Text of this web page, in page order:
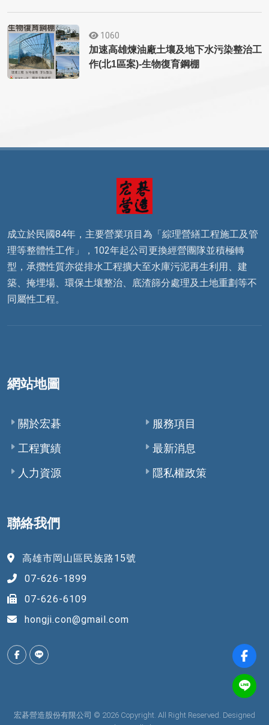
1060
加速高雄煉油廠土壤及地下水污染整治工
作(北1區案)-生物復育鋼棚
成立於民國84年，主要營業項目為「綜理營繕工程施工及管
理等整體性工作」，102年起公司更換經營團隊並積極轉
型，承攬性質亦從排水工程擴大至水庫污泥再生利用、建
築、掩埋場、環保土壤整治、底渣篩分處理及土地重劃等不
同屬性工程。
網站地圖
關於宏碁
工程實績
人力資源
服務項目
最新消息
隱私權政策
聯絡我們
高雄市岡山區民族路15號
07-626-1899
07-626-6109
hongji.con@gmail.com
宏碁營造股份有限公司 © 2026 Copyright. All Right Reserved. Designed